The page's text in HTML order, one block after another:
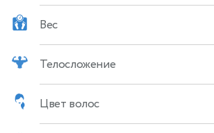
Вес
Телосложение
Цвет волос